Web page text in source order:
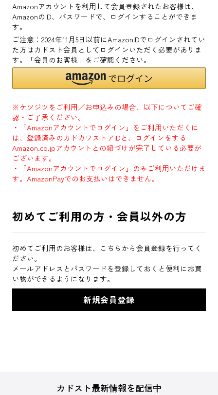
Amazonアカウントを利用して会員登録されたお客様は、
AmazonのID、パスワードで、ログインすることができま
す。
ご注意：2024年11月5日以前にAmazonIDでログインされてい
た方はカドスト会員としてログインいただく必要がありま
す。「会員のお客様」をご確認ください。
※ケツジツをご利用／お申込みの場合、以下についてご確
認・ご了承ください。
・「Amazonアカウントでログイン」をご利用いただくに
は、登録済みのカドカワストアIDと、ログインをする
Amazon.co.jpアカウントとの紐づけが完了している必要が
ございます。
・「Amazonアカウントでログイン」のみご利用いただけま
す。AmazonPayでのお支払いはできません。
初めてご利用の方・会員以外の方
初めてご利用のお客様は、こちらから会員登録を行ってく
ださい。
メールアドレスとパスワードを登録しておくと便利にお買
い物ができるようになります。
カドスト最新情報を配信中